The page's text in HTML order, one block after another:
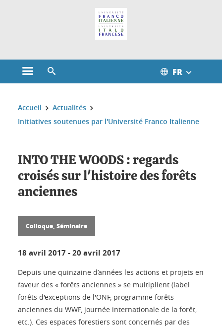
Ouvrir le menu principal FR
Vous êtes ici :
Accueil
Actualités
Initiatives soutenues par l'Université Franco Italienne
INTO THE WOODS : regards
croisés sur l'histoire des forêts
anciennes
Colloque, Séminaire
18 avril 2017 -20 avril 2017
Depuis une quinzaine d’années les actions et projets en
faveur des « forêts anciennes » se multiplient (label
forêts d'exceptions de l'ONF, programme forêts
anciennes du WWF, journée internationale de la forêt,
etc.). Ces espaces forestiers sont concernés par des